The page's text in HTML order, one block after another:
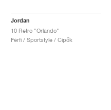
Jordan
10 Retro "Orlando"
Férfi / Sportstyle / Cipők